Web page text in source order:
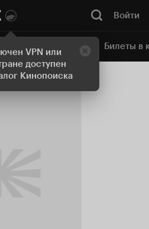
VPN или
доступен
Кинопоиска
Войти
Онлайн-кинотеатр Билеты в